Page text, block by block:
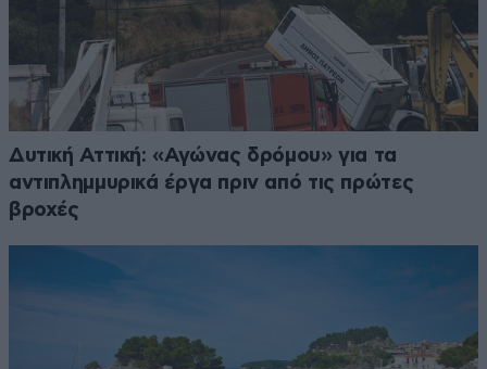
Δυτική Αττική: «Αγώνας δρόμου» για τα
αντιπλημμυρικά έργα πριν από τις πρώτες
βροχές